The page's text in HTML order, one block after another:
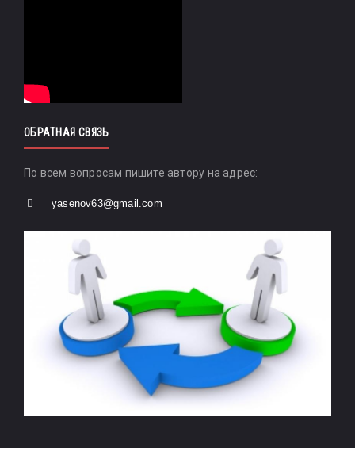
ОБРАТНАЯ СВЯЗЬ
По всем вопросам пишите автору на адрес:
yasenov63@gmail.com